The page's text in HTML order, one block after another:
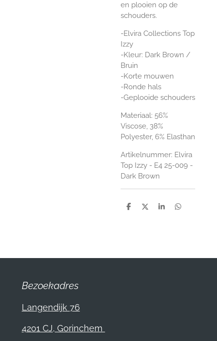
en plooien op de
schouders.
-Elvira Collections Top
Izzy
-Kleur: Dark Brown /
Bruin
-Korte mouwen
-Ronde hals
-Geplooide schouders
Materiaal: 56%
Viscose, 38%
Polyester, 6% Elasthan
Artikelnummer: Elvira
Top Izzy - E4 25-009 -
Dark Brown
D
D
S
D
Bezoekadres
Langendijk 76
4201 CJ, Gorinchem